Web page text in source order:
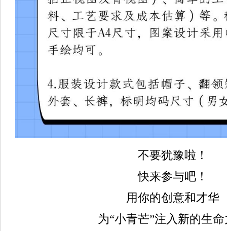
不要犹豫啦！
快来参与吧！
用你的创意和才华
为“小青芒”注入新的生